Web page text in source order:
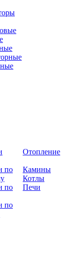
по
по
по
Отопление
Камины
Котлы
Печи